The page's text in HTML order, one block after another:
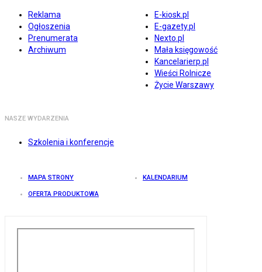
Reklama
Ogłoszenia
Prenumerata
Archiwum
E-kiosk.pl
E-gazety.pl
Nexto.pl
Mała księgowość
Kancelarierp.pl
Wieści Rolnicze
Życie Warszawy
NASZE WYDARZENIA
Szkolenia i konferencje
MAPA STRONY KALENDARIUM
OFERTA PRODUKTOWA